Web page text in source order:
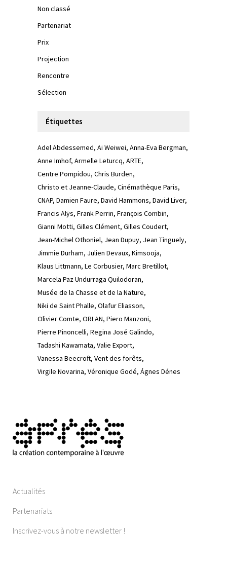
Non classé
Partenariat
Prix
Projection
Rencontre
Sélection
Étiquettes
Adel Abdessemed Ai Weiwei Anna-Eva Bergman
Anne Imhof Armelle Leturcq ARTE
Centre Pompidou Chris Burden
Christo et Jeanne-Claude Cinémathèque Paris
CNAP Damien Faure David Hammons David Liver
Francis Alÿs Frank Perrin François Combin
Gianni Motti Gilles Clément Gilles Coudert
Jean-Michel Othoniel Jean Dupuy Jean Tinguely
Jimmie Durham Julien Devaux Kimsooja
Klaus Littmann Le Corbusier Marc Bretillot
Marcela Paz Undurraga Quilodoran
Musée de la Chasse et de la Nature
Niki de Saint Phalle Olafur Eliasson
Olivier Comte ORLAN Piero Manzoni
Pierre Pinoncelli Regina José Galindo
Tadashi Kawamata Valie Export
Vanessa Beecroft Vent des forêts
Virgile Novarina Véronique Godé Ágnes Dénes
Actualités
Partenariats
Inscrivez-vous à notre newsletter !